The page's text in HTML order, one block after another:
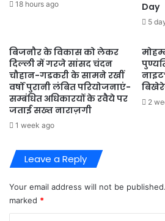
लगी18 hours ago
Day
5
बिजनौर के विकास को लेकर
दिल्ली में गरजे सांसद चंदन
चौहान-गडकरी के सामने रखीं
वर्षों पुरानी लंबित परियोजनाएं-
सम्बंधित अधिकारयों के रवैये पर
जताई सख्त नाराज़गी
1 week ago
2
Leave a Reply
Your email address will not be published.
marked *